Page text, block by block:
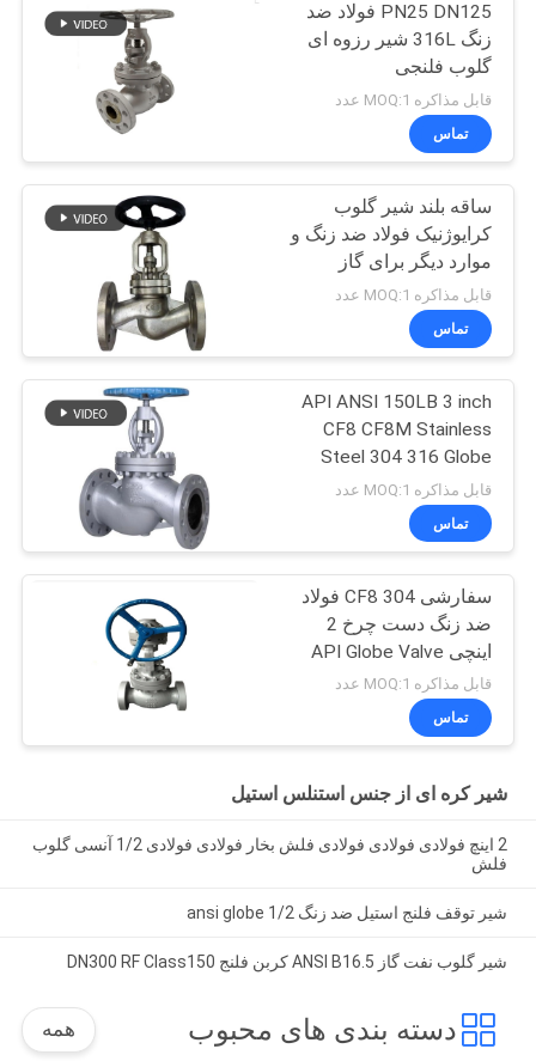
PN25 DN125 فولاد ضد
زنگ 316L شیر رزوه ای
گلوب فلنجی
قابل مذاکره MOQ:1 عدد
تماس
ساقه بلند شیر گلوب
کرایوژنیک فولاد ضد زنگ و
موارد دیگر برای گاز
برودتی صنعتی
قابل مذاکره MOQ:1 عدد
تماس
API ANSI 150LB 3 inch
CF8 CF8M Stainless
Steel 304 316 Globe
Valve
قابل مذاکره MOQ:1 عدد
تماس
سفارشی CF8 304 فولاد
ضد زنگ دست چرخ 2
اینچی API Globe Valve
قابل مذاکره MOQ:1 عدد
تماس
شیر کره ای از جنس استنلس استیل
2 اینچ فولادی فولادی فولادی فلش بخار فولادی فولادی 1/2 آنسی گلوب
فلش
شیر توقف فلنج استیل ضد زنگ 1/2 ansi globe
شیر گلوب نفت گاز ANSI B16.5 کربن فلنج DN300 RF Class150
دسته بندی های محبوب همه